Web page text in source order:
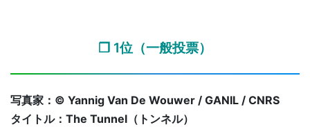
❐ 1位（一般投票）
写真家：© Yannig Van De Wouwer / GANIL / CNRS
タイトル：The Tunnel（トンネル）